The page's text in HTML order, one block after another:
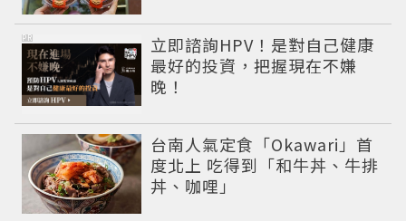
立即諮詢HPV！是對自己健康
最好的投資，把握現在不嫌
晚！
PR
台南人氣定食「Okawari」首
度北上 吃得到「和牛丼、牛排
丼、咖哩」